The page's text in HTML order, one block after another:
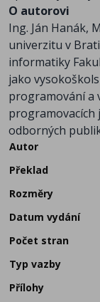
O autorovi
Ing. Ján Hanák,
univerzitu v
informatiky
jako
programování a
programovacích
odborných
Autor
Překlad
Rozměry
Datum vydání
Počet stran
Typ vazby
Přílohy